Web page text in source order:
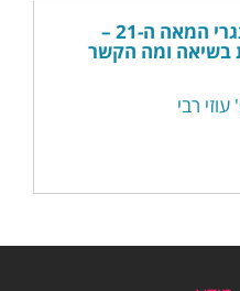
ישראל ואתגרי המאה ה-21 –
בשיאה ומה הקשר
רבי